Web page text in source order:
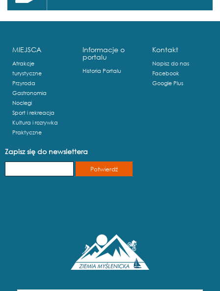
MIEJSCA
Atrakcje
turystyczne
Przyroda
Gastronomia
Noclegi
Sport i rekreacja
Kultura i rozrywka
Praktyczne
Informacje o
portalu
Historia Portalu
Kontakt
Napisz do nas
Facebook
Google Plus
Zapisz się do newslettera